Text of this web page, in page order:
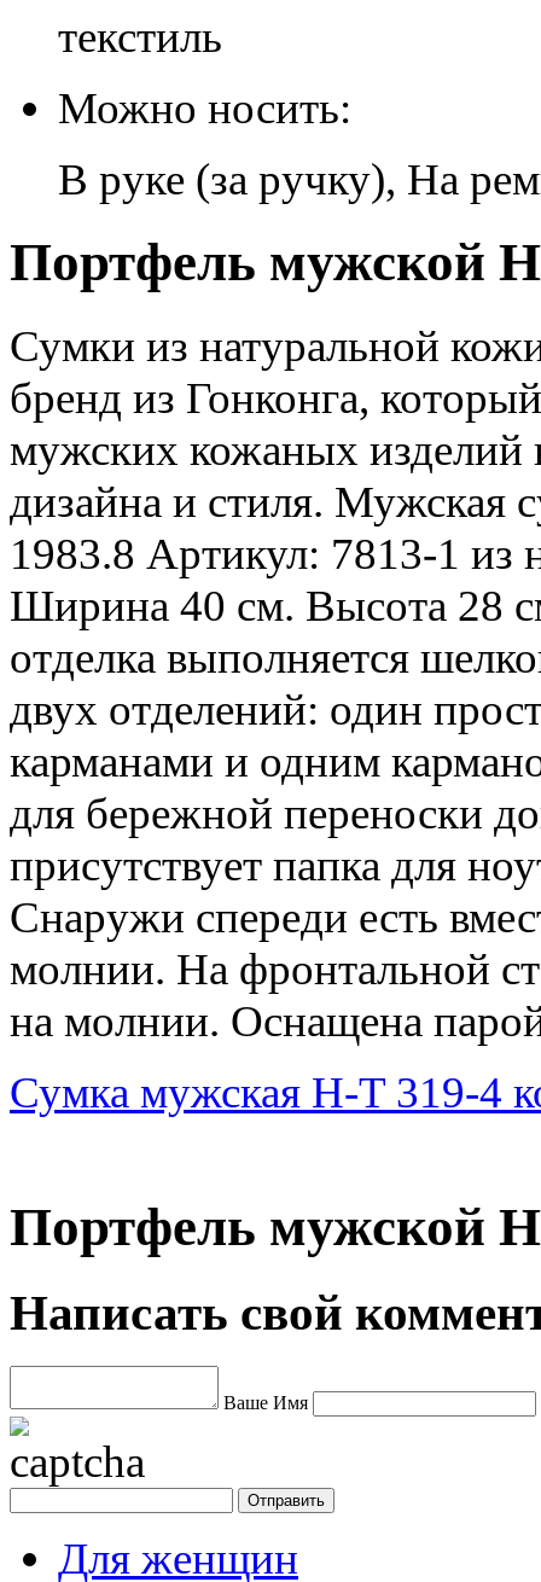
текстиль
Можно носить:
В руке (за ручку), На
Портфель мужской
Сумки из натуральной
бренд из Гонконга,
мужских кожаных изделий
дизайна и стиля. Мужская
1983.8 Артикул: 7813-1 из
Ширина 40 см. Высота 28
отделка выполняется
двух отделений: один
карманами и одним
для бережной переноски
присутствует папка для
Снаружи спереди есть
молнии. На фронтальной
на молнии. Оснащена
Сумка мужская H-T 319-4
Портфель мужской
Написать свой
Ваше Имя
Для женщин